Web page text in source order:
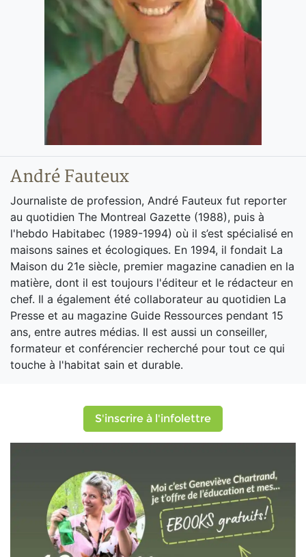
André Fauteux
Journaliste de profession, André Fauteux fut reporter
au quotidien The Montreal Gazette (1988), puis à
l'hebdo Habitabec (1989-1994) où il s’est spécialisé en
maisons saines et écologiques. En 1994, il fondait La
Maison du 21e siècle, premier magazine canadien en la
matière, dont il est toujours l'éditeur et le rédacteur en
chef. Il a également été collaborateur au quotidien La
Presse et au magazine Guide Ressources pendant 15
ans, entre autres médias. Il est aussi un conseiller,
formateur et conférencier recherché pour tout ce qui
touche à l'habitat sain et durable.
S'inscrire à l'infolettre